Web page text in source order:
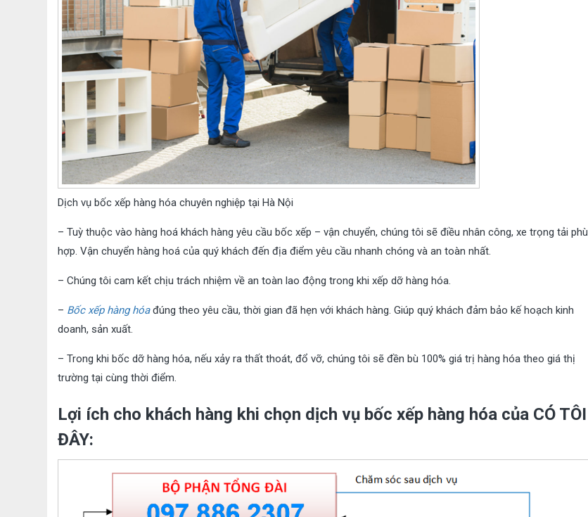
Dịch vụ bốc xếp hàng hóa chuyên nghiệp tại Hà Nội
– Tuỳ thuộc vào hàng hoá khách hàng yêu cầu bốc xếp – vận chuyển, chúng tôi sẽ điều nhân công, xe trọng tải phù
hợp. Vận chuyển hàng hoá của quý khách đến địa điểm yêu cầu nhanh chóng và an toàn nhất.
– Chúng tôi cam kết chịu trách nhiệm về an toàn lao động trong khi xếp dỡ hàng hóa.
– Bốc xếp hàng hóađúng theo yêu cầu, thời gian đã hẹn với khách hàng. Giúp quý khách đảm bảo kế hoạch kinh
doanh, sản xuất.
– Trong khi bốc dỡ hàng hóa, nếu xảy ra thất thoát, đổ vỡ, chúng tôi sẽ đền bù 100% giá trị hàng hóa theo giá thị
trường tại cùng thời điểm.
Lợi ích cho khách hàng khi chọn dịch vụ bốc xếp hàng hóa của CÓ TÔI
ĐÂY: